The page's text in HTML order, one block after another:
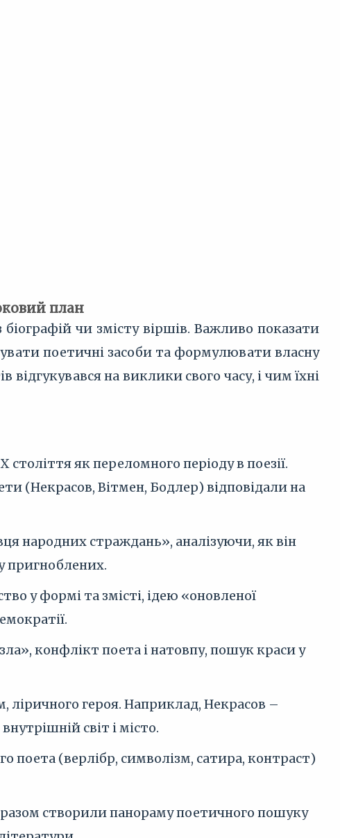
план
чи змісту віршів. Важливо показати
поетичні засоби та формулювати власну
на виклики свого часу, і чим їхні
як переломного періоду в поезії.
(Некрасов, Вітмен, Бодлер) відповідали на
народних страждань», аналізуючи, як він
пригноблених.
у формі та змісті, ідею «оновленої
конфлікт поета і натовпу, пошук краси у
ліричного героя. Наприклад, Некрасов –
світ і місто.
поета (верлібр, символізм, сатира, контраст)
створили панораму поетичного пошуку